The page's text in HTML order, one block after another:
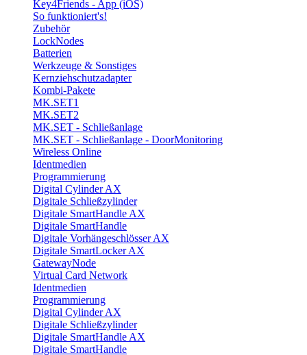
Key4Friends - App (iOS)
So funktioniert's!
Zubehör
LockNodes
Batterien
Werkzeuge & Sonstiges
Kernziehschutzadapter
Kombi-Pakete
MK.SET1
MK.SET2
MK.SET - Schließanlage
MK.SET - Schließanlage - DoorMonitoring
Wireless Online
Identmedien
Programmierung
Digital Cylinder AX
Digitale Schließzylinder
Digitale SmartHandle AX
Digitale SmartHandle
Digitale Vorhängeschlösser AX
Digitale SmartLocker AX
GatewayNode
Virtual Card Network
Identmedien
Programmierung
Digital Cylinder AX
Digitale Schließzylinder
Digitale SmartHandle AX
Digitale SmartHandle